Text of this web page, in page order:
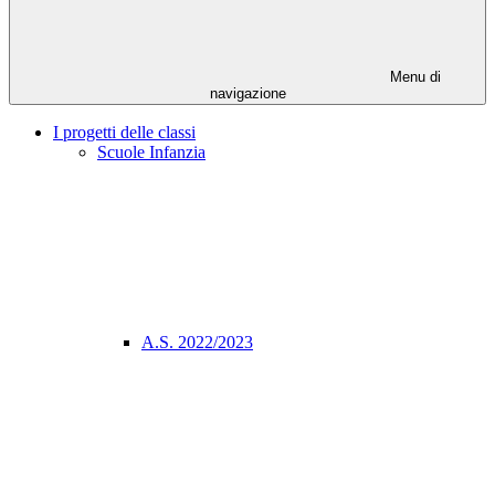
Menu di
navigazione
I progetti delle classi
Scuole Infanzia
A.S. 2022/2023